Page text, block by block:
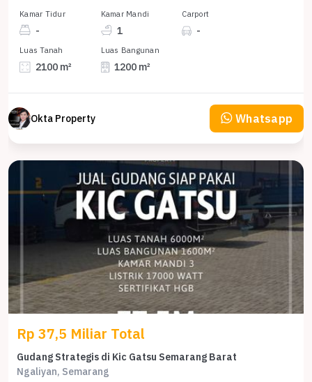
Kamar Tidur
-
Kamar Mandi
1
Carport
-
Luas Tanah
2100 m²
Luas Bangunan
1200 m²
Okta Property Whatsapp
Rp 37,5 Miliar Total
Gudang Strategis di Kic Gatsu Semarang Barat
Ngaliyan, Semarang